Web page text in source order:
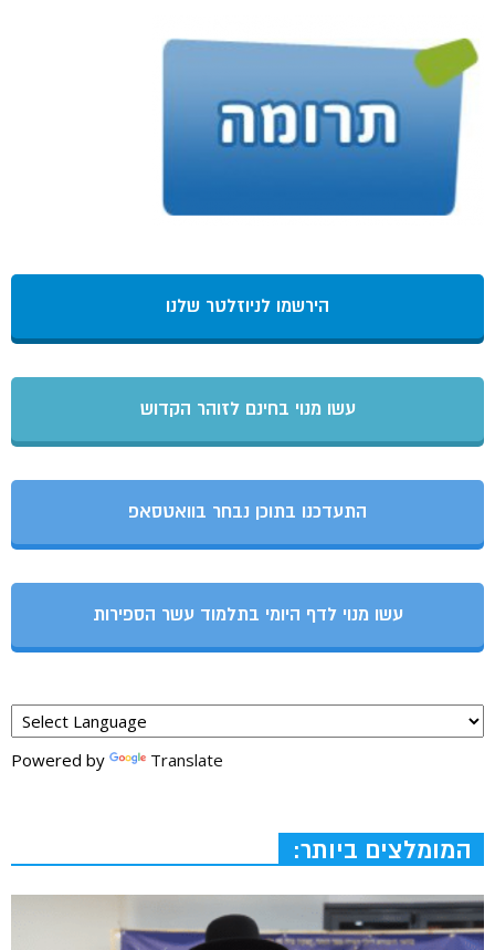
הירשמו לניוזלטר שלנו
עשו מנוי בחינם לזוהר הקדוש
התעדכנו בתוכן נבחר בוואטסאפ
עשו מנוי לדף היומי בתלמוד עשר הספירות
Powered by Translate
המומלצים ביותר: